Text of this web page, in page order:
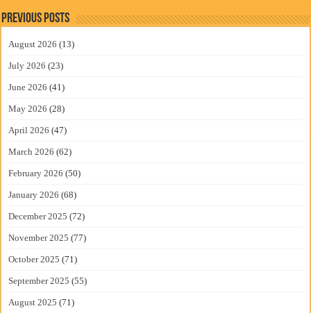
Previous Posts
August 2026 (13)
July 2026 (23)
June 2026 (41)
May 2026 (28)
April 2026 (47)
March 2026 (62)
February 2026 (50)
January 2026 (68)
December 2025 (72)
November 2025 (77)
October 2025 (71)
September 2025 (55)
August 2025 (71)